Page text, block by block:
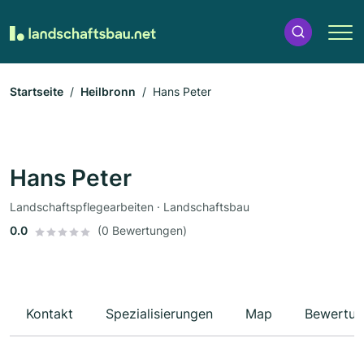
Startseite Heilbronn Hans Peter
Hans Peter
Landschaftspflegearbeiten · Landschaftsbau
0.0
(0 Bewertungen)
Kontakt Spezialisierungen Map